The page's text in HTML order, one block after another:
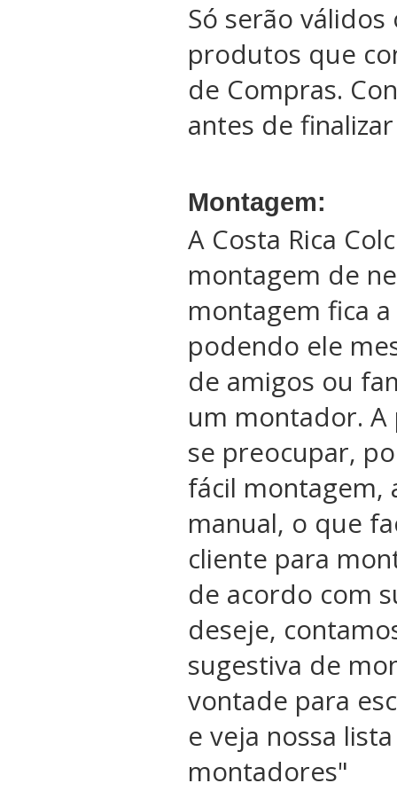
Só serão válidos
produtos que
de Compras.
antes de
Montagem:
A Costa Rica
montagem de
montagem fica
podendo ele
de amigos ou
um montador. A
se preocupar,
fácil montagem,
manual, o que
cliente para
de acordo com
deseje,
sugestiva de
vontade para
e veja nossa
montadores"